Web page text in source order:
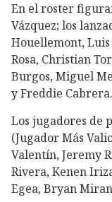
En el roster
Vázquez; los
Houellemont, Luis
Rosa, Christian
Burgos, Miguel
y Freddie Cabrera.
Los jugadores de
(Jugador Más
Valentín, Jeremy
Rivera, Kenen
Egea, Bryan